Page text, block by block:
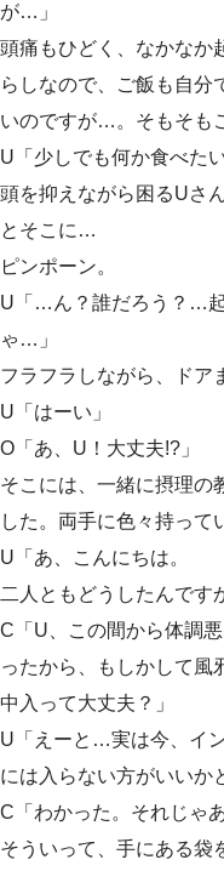
が…」
頭痛もひどく、なかなか
らしなので、ご飯も自分
いのですが…。そもそも
U「少しでも何か食べた
頭を抑えながら困るUさん
とそこに…
ピンポーン。
U「…ん？誰だろう？…
ゃ…」
フラフラしながら、ドア
U「はーい」
O「あ、U！大丈夫!?」
そこには、一緒に摂理の
した。両手に色々持って
U「あ、こんにちは。
二人ともどうしたんです
C「U、この間から体調
ったから、もしかして風
中入って大丈夫？」
U「えーと…実は今、イ
には入らない方がいいか
C「わかった。それじゃ
そういって、手にある袋